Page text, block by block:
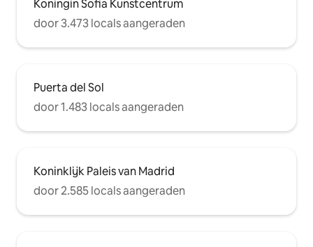
Koningin Sofia Kunstcentrum
door 3.473 locals aangeraden
Puerta del Sol
door 1.483 locals aangeraden
Koninklijk Paleis van Madrid
door 2.585 locals aangeraden